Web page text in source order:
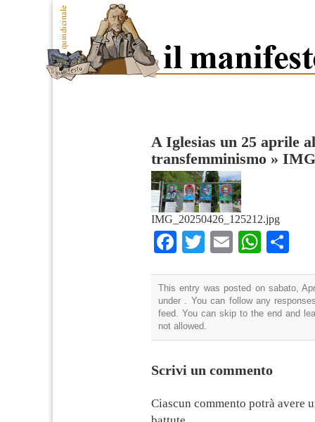
A Iglesias un 25 aprile
transfemminismo »
IMG_20250426_125212.jpg
Facebook
TwitterEmail
This entry was posted on sabato,
under . You can follow any
feed. You can skip to the end and
not allowed.
Scrivi un commento
Ciascun commento potrà avere